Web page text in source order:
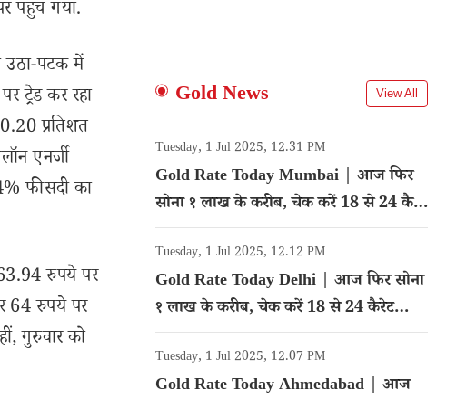
पहुंच गया.
पटक में
ट्रेड कर रहा
प्रतिशत
एनर्जी
फीसदी का
रुपये पर
64 रुपये पर
गुरुवार को
Gold News View All
Tuesday, 1 Jul 2025, 12.31 PM
Gold Rate Today Mumbai | आज फिर
सोना १ लाख के करीब, चेक करें 18 से 24 कैरेट
गोल्ड का रेट
Tuesday, 1 Jul 2025, 12.12 PM
Gold Rate Today Delhi | आज फिर सोना
१ लाख के करीब, चेक करें 18 से 24 कैरेट
गोल्ड का रेट
Tuesday, 1 Jul 2025, 12.07 PM
Gold Rate Today Ahmedabad | आज